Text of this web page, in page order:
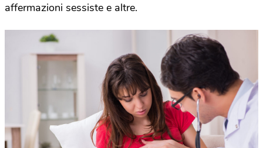
affermazioni sessiste e altre.